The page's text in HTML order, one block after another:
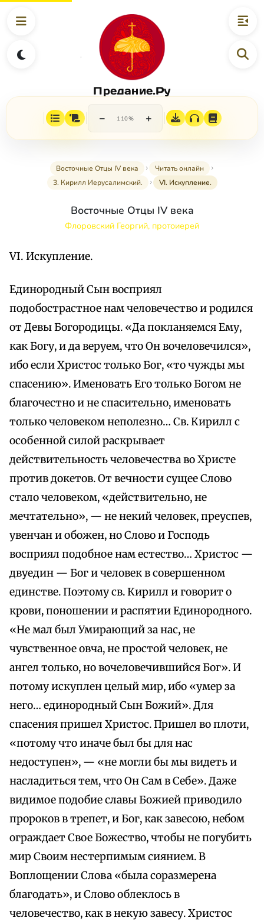
Предание.Ру
− 110% +
Восточные Отцы IV века
Читать онлайн
3. Кирилл Иерусалимский.
VI. Искупление.
Восточные Отцы IV века
Флоровский Георгий, протоиерей
VI. Искупление.
Единородный Сын восприял
подобострастное нам человечество и родился
от Девы Богородицы. «Да покланяемся Ему,
как Богу, и да веруем, что Он вочеловечился»,
ибо если Христос только Бог, «то чужды мы
спасению». Именовать Его только Богом не
благочестно и не спасительно, именовать
только человеком неполезно… Св. Кирилл с
особенной силой раскрывает
действительность человечества во Христе
против докетов. От вечности сущее Слово
стало человеком, «действительно, не
мечтательно», — не некий человек, преуспев,
увенчан и обожен, но Слово и Господь
восприял подобное нам естество… Христос —
двуедин — Бог и человек в совершенном
единстве. Поэтому св. Кирилл и говорит о
крови, поношении и распятии Единородного.
«Не мал был Умирающий за нас, не
чувственное овча, не простой человек, не
ангел только, но вочеловечившийся Бог». И
потому искуплен целый мир, ибо «умер за
него… единородный Сын Божий». Для
спасения пришел Христос. Пришел во плоти,
«потому что иначе был бы для нас
недоступен», — «не могли бы мы видеть и
насладиться тем, что Он Сам в Себе». Даже
видимое подобие славы Божией приводило
пророков в трепет, и Бог, как завесою, небом
ограждает Свое Божество, чтобы не погубить
мир Своим нестерпимым сиянием. В
Воплощении Слова «была соразмерена
благодать», и Слово облеклось в
человечество, как в некую завесу. Христос